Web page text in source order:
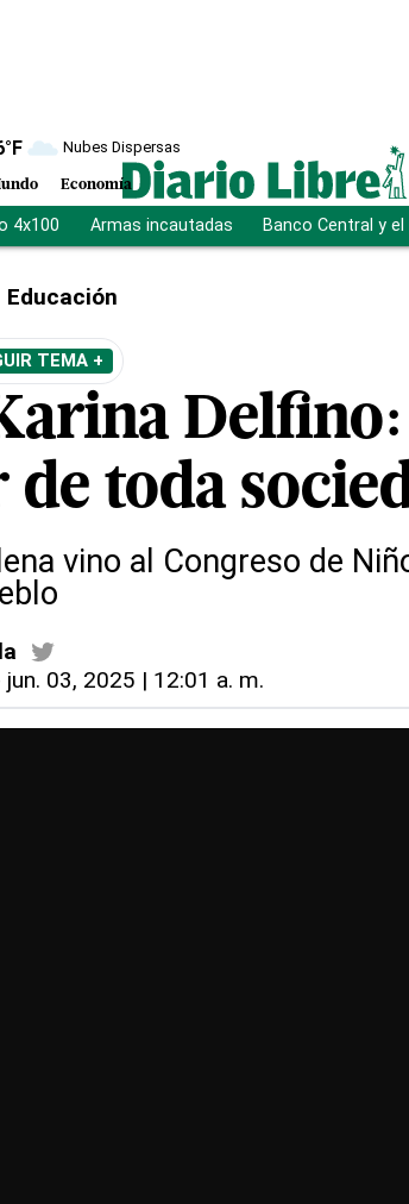
°F Nubes Dispersas
Economía
4x100 Armas incautadas Banco Central y
Educación
TEMA +
de toda
vino al Congreso de
jun. 03, 2025 | 12:01 a. m.